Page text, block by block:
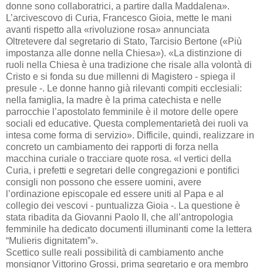
donne sono collaboratrici, a partire dalla Maddalena».
L’arcivescovo di Curia, Francesco Gioia, mette le mani
avanti rispetto alla «rivoluzione rosa» annunciata
Oltretevere dal segretario di Stato, Tarcisio Bertone («Più
impostanza alle donne nella Chiesa»). «La distinzione di
ruoli nella Chiesa è una tradizione che risale alla volontà di
Cristo e si fonda su due millenni di Magistero - spiega il
presule -. Le donne hanno già rilevanti compiti ecclesiali:
nella famiglia, la madre è la prima catechista e nelle
parrocchie l’apostolato femminile è il motore delle opere
sociali ed educative. Questa complementarietà dei ruoli va
intesa come forma di servizio». Difficile, quindi, realizzare in
concreto un cambiamento dei rapporti di forza nella
macchina curiale o tracciare quote rosa. «I vertici della
Curia, i prefetti e segretari delle congregazioni e pontifici
consigli non possono che essere uomini, avere
l’ordinazione episcopale ed essere uniti al Papa e al
collegio dei vescovi - puntualizza Gioia -. La questione è
stata ribadita da Giovanni Paolo II, che all’antropologia
femminile ha dedicato documenti illuminanti come la lettera
“Mulieris dignitatem”».
Scettico sulle reali possibilità di cambiamento anche
monsignor Vittorino Grossi, prima segretario e ora membro